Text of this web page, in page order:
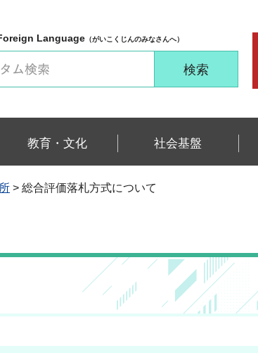
Language （がいこくじんのみなさんへ）
教育・文化 社会基盤
> 総合評価落札方式について